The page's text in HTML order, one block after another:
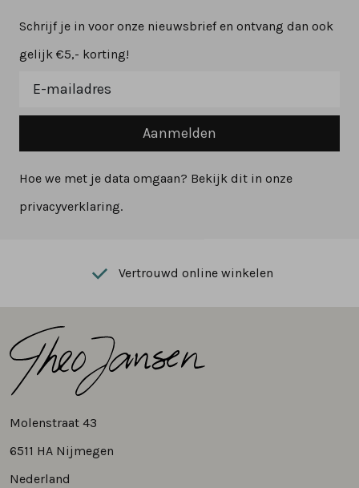
Schrijf je in voor onze nieuwsbrief en ontvang dan ook
gelijk €5,- korting!
Aanmelden
Hoe we met je data omgaan? Bekijk dit in onze
privacyverklaring.
Vertrouwd online winkelen
Molenstraat 43
6511 HA Nijmegen
Nederland